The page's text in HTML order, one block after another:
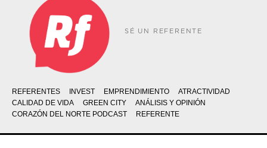
SÉ UN REFERENTE
REFERENTES INVEST EMPRENDIMIENTO
ATRACTIVIDAD
CALIDAD DE VIDA
GREEN CITY
ANÁLISIS Y OPINIÓN
CORAZÓN DEL NORTE PODCAST
REFERENTE